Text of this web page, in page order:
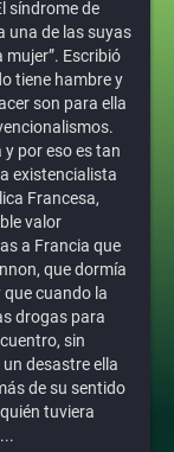
síndrome de
una de las suyas
mujer”. Escribió
tiene hambre y
son para ella
y por eso es tan
existencialista
Francesa,
valor
a Francia que
que dormía
cuando la
drogas para
sin
desastre ella
de su sentido
tuviera